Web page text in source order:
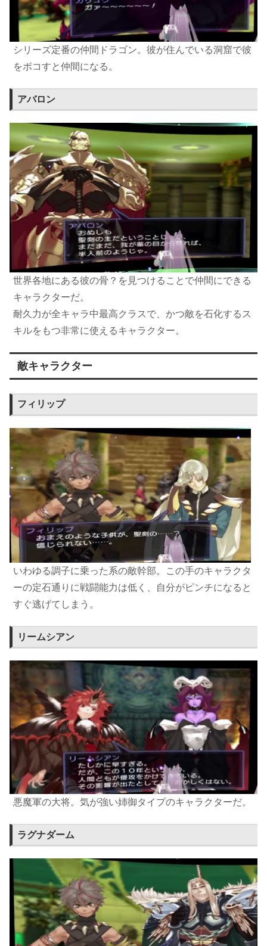
シリーズ定番の仲間ドラゴン。彼が住んでいる洞窟で彼
をボコすと仲間になる。
アバロン
世界各地にある彼の骨？を見つけることで仲間にできる
キャラクターだ。
耐久力が全キャラ中最高クラスで、かつ敵を石化するス
キルをもつ非常に使えるキャラクター。
敵キャラクター
フィリップ
いわゆる調子に乗った系の敵幹部。この手のキャラクタ
ーの定石通りに戦闘能力は低く、自分がピンチになると
すぐ逃げてしまう。
リームシアン
悪魔軍の大将。気が強い姉御タイプのキャラクターだ。
ラグナダーム